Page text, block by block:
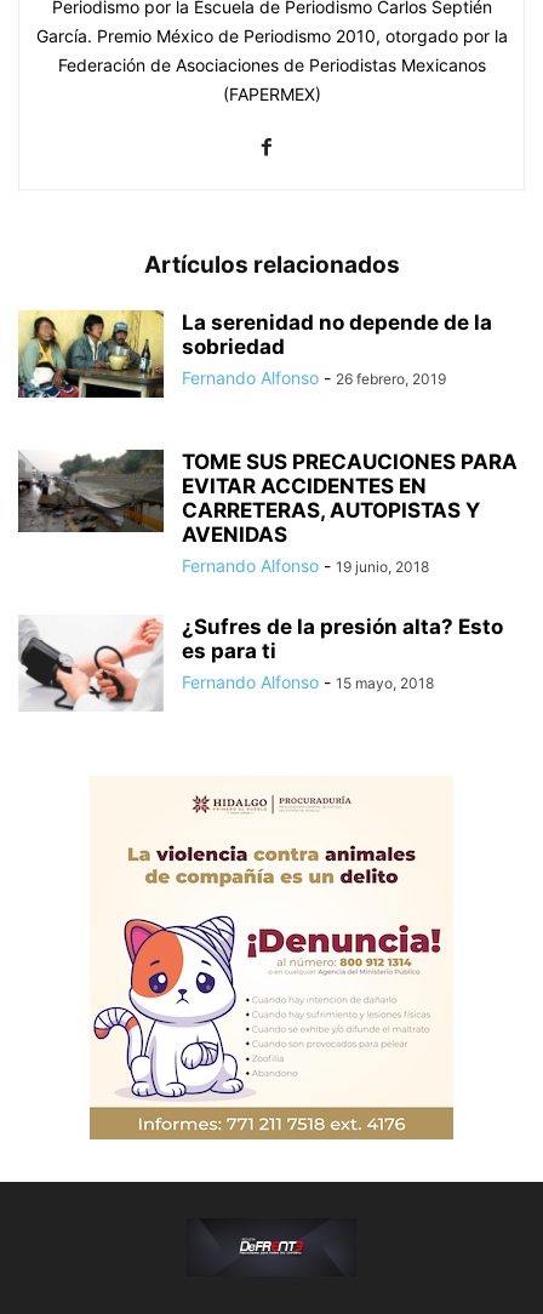
Periodismo por la Escuela de Periodismo Carlos Septién
García. Premio México de Periodismo 2010, otorgado por la
Federación de Asociaciones de Periodistas Mexicanos
(FAPERMEX)
Artículos relacionados
La serenidad no depende de la
sobriedad
Fernando Alfonso - 26 febrero, 2019
TOME SUS PRECAUCIONES PARA
EVITAR ACCIDENTES EN
CARRETERAS, AUTOPISTAS Y
AVENIDAS
Fernando Alfonso - 19 junio, 2018
¿Sufres de la presión alta? Esto
es para ti
Fernando Alfonso - 15 mayo, 2018